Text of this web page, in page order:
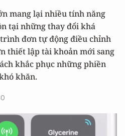
mang lại nhiều tính năng
tại những thay đổi khá
đơn tự động điều chỉnh
thiết lập tài khoản mới sang
khắc phục những phiền
khăn.